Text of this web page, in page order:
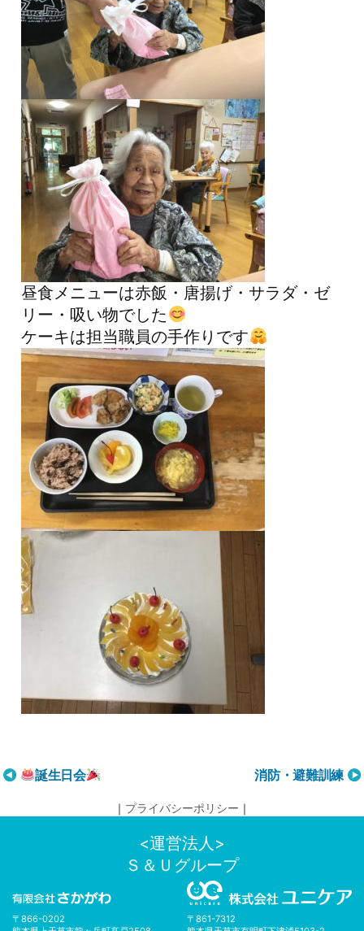
昼食メニューは赤飯・唐揚げ・サラダ・ゼ
リー・吸い物でした
ケーキは担当職員の手作りです
投
ナ
ョ
ン
誕生日会 消防・避難訓練
｜ プライバシーポリシー ｜
<運営法人>
Ｓ＆Ｕグループ
〒866-0202
〒861-7312